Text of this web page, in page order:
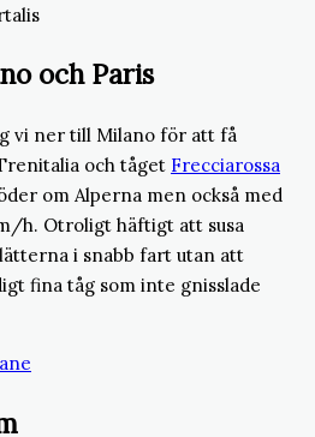
och Paris
vi ner till Milano för att få
och tåget Frecciarossa
om Alperna men också med
h. Otroligt häftigt att susa
i snabb fart utan att
fina tåg som inte gnisslade